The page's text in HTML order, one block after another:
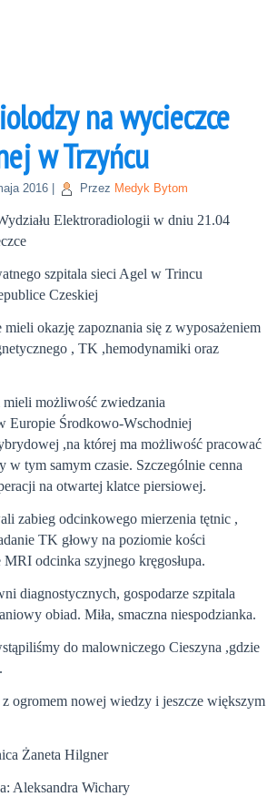
na wycieczce
w Trzyńcu
2016 Przez Medyk Bytom
Elektroradiologii w dniu 21.04
szpitala sieci Agel w Trincu
Czeskiej
okazję zapoznania się z wyposażeniem
, TK ,hemodynamiki oraz
możliwość zwiedzania
Europie Środkowo-Wschodniej
,na której ma możliwość pracować
w tym samym czasie. Szczególnie cenna
na otwartej klatce piersiowej.
zabieg odcinkowego mierzenia tętnic ,
TK głowy na poziomie kości
odcinka szyjnego kręgosłupa.
diagnostycznych, gospodarze szpitala
obiad. Miła, smaczna niespodzianka.
do malowniczego Cieszyna ,gdzie
ogromem nowej wiedzy i jeszcze większym
Żaneta Hilgner
Aleksandra Wichary